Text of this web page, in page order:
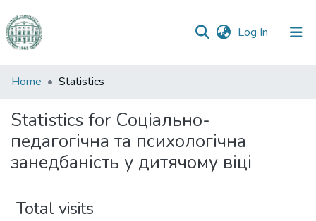
Log In (current)
Communities
Collections
All of DSpace
Home Statistics
Statistics for Соціально-
педагогічна та психологічна
занедбаність у дитячому віці
Total visits